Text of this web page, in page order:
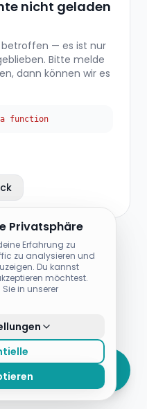
Privatsphäre
Erfahrung zu
zu analysieren und
Du kannst
möchtest.
in unserer
nicht geladen
— es ist nur
Bitte melde
dann können wir es
a function